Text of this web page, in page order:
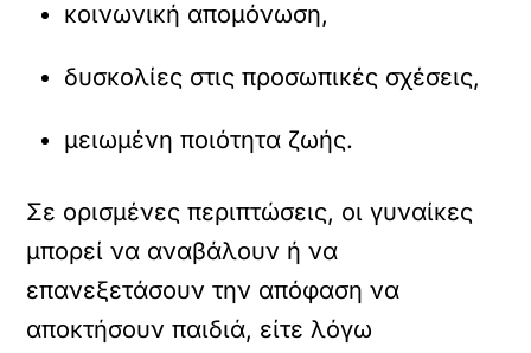
κοινωνική απομόνωση,
δυσκολίες στις προσωπικές σχέσεις,
μειωμένη ποιότητα ζωής.
Σε ορισμένες περιπτώσεις, οι γυναίκες
μπορεί να αναβάλουν ή να
επανεξετάσουν την απόφαση να
αποκτήσουν παιδιά, είτε λόγω